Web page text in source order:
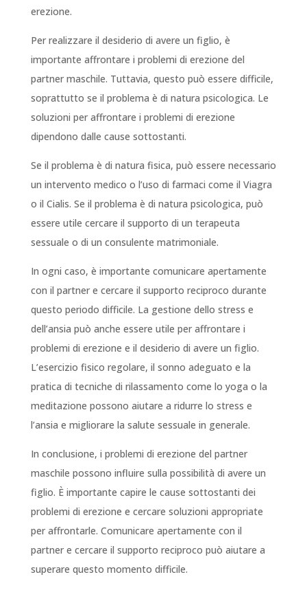
erezione.
Per realizzare il desiderio di avere un figlio, è
importante affrontare i problemi di erezione del
partner maschile. Tuttavia, questo può essere difficile,
soprattutto se il problema è di natura psicologica. Le
soluzioni per affrontare i problemi di erezione
dipendono dalle cause sottostanti.
Se il problema è di natura fisica, può essere necessario
un intervento medico o l’uso di farmaci come il Viagra
o il Cialis. Se il problema è di natura psicologica, può
essere utile cercare il supporto di un terapeuta
sessuale o di un consulente matrimoniale.
In ogni caso, è importante comunicare apertamente
con il partner e cercare il supporto reciproco durante
questo periodo difficile. La gestione dello stress e
dell’ansia può anche essere utile per affrontare i
problemi di erezione e il desiderio di avere un figlio.
L’esercizio fisico regolare, il sonno adeguato e la
pratica di tecniche di rilassamento come lo yoga o la
meditazione possono aiutare a ridurre lo stress e
l’ansia e migliorare la salute sessuale in generale.
In conclusione, i problemi di erezione del partner
maschile possono influire sulla possibilità di avere un
figlio. È importante capire le cause sottostanti dei
problemi di erezione e cercare soluzioni appropriate
per affrontarle. Comunicare apertamente con il
partner e cercare il supporto reciproco può aiutare a
superare questo momento difficile.